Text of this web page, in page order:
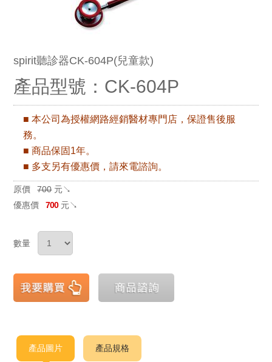
spirit聽診器CK-604P(兒童款)
產品型號：CK-604P
■ 本公司為授權網路經銷醫材專門店，保證售後服
務。
■ 商品保固1年。
■ 多支另有優惠價，請來電諮詢。
原價 700元↘
優惠價
700元↘
數量
產品圖片 產品規格